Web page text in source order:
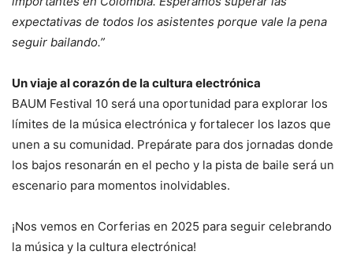
expectativas de todos los asistentes porque vale la pena
seguir bailando.”
Un viaje al corazón de la cultura electrónica
BAUM Festival 10 será una oportunidad para explorar los
límites de la música electrónica y fortalecer los lazos que
unen a su comunidad. Prepárate para dos jornadas donde
los bajos resonarán en el pecho y la pista de baile será un
escenario para momentos inolvidables.
¡Nos vemos en Corferias en 2025 para seguir celebrando
la música y la cultura electrónica!